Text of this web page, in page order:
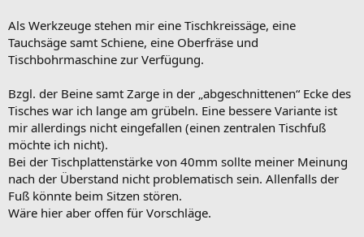
Als Werkzeuge stehen mir eine Tischkreissäge, eine
Tauchsäge samt Schiene, eine Oberfräse und
Tischbohrmaschine zur Verfügung.
Bzgl. der Beine samt Zarge in der „abgeschnittenen“ Ecke des
Tisches war ich lange am grübeln. Eine bessere Variante ist
mir allerdings nicht eingefallen (einen zentralen Tischfuß
möchte ich nicht).
Bei der Tischplattenstärke von 40mm sollte meiner Meinung
nach der Überstand nicht problematisch sein. Allenfalls der
Fuß könnte beim Sitzen stören.
Wäre hier aber offen für Vorschläge.